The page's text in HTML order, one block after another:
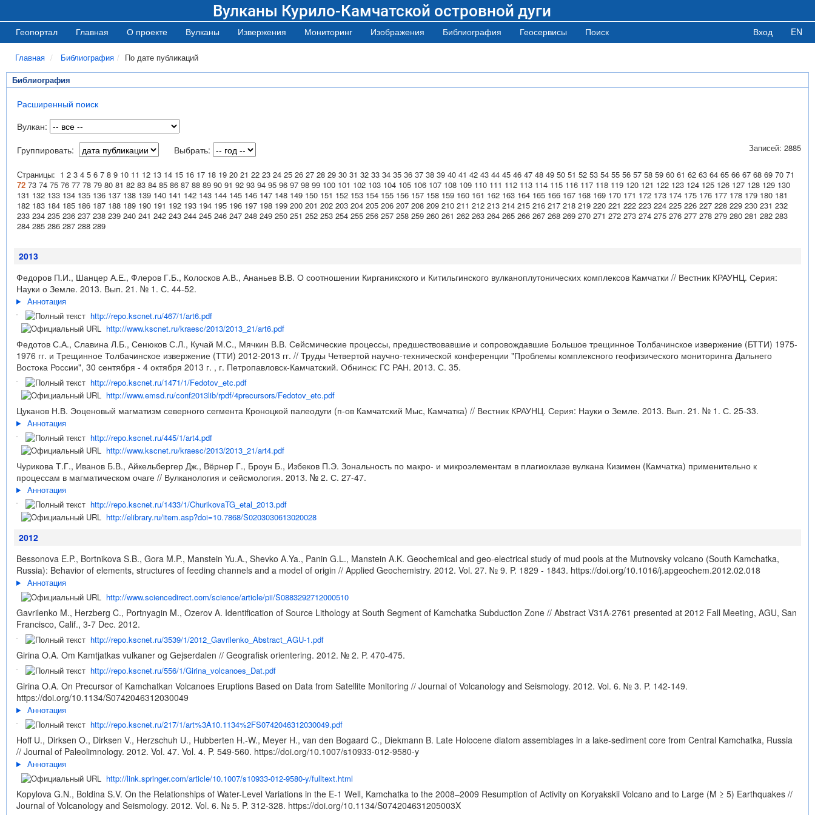
Вулканы Курило-Камчатской островной дуги
Геопортал Главная О проекте Вулканы Извержения Мониторинг Изображения Библиография Геосервисы Поиск Вход EN
Главная Библиография По дате публикаций
Библиография
Расширенный поиск
Вулкан:
Группировать:
Выбрать: Записей: 2885
Страницы: 1 2 3 4 5 6 7 8 9 10 11 12 13 14 15 16 17 18 19 20 21 22 23 24 25 26 27 28 29 30 31 32 33 34 35 36 37 38 39 40 41 42 43 44 45 46 47 48 49 50 51 52 53 54 55 56 57 58 59 60 61 62 63 64 65 66 67 68 69 70 71
72 73 74 75 76 77 78 79 80 81 82 83 84 85 86 87 88 89 90 91 92 93 94 95 96 97 98 99 100 101 102 103 104 105 106 107 108 109 110 111 112 113 114 115 116 117 118 119 120 121 122 123 124 125 126 127 128 129 130
131 132 133 134 135 136 137 138 139 140 141 142 143 144 145 146 147 148 149 150 151 152 153 154 155 156 157 158 159 160 161 162 163 164 165 166 167 168 169 170 171 172 173 174 175 176 177 178 179 180 181
182 183 184 185 186 187 188 189 190 191 192 193 194 195 196 197 198 199 200 201 202 203 204 205 206 207 208 209 210 211 212 213 214 215 216 217 218 219 220 221 222 223 224 225 226 227 228 229 230 231 232
233 234 235 236 237 238 239 240 241 242 243 244 245 246 247 248 249 250 251 252 253 254 255 256 257 258 259 260 261 262 263 264 265 266 267 268 269 270 271 272 273 274 275 276 277 278 279 280 281 282 283
284 285 286 287 288 289
2013
Федоров П.И., Шанцер А.Е., Флеров Г.Б., Колосков А.В., Ананьев В.В. О соотношении Кирганикского и Китильгинского вулканоплутонических комплексов Камчатки // Вестник КРАУНЦ. Серия:
Науки о Земле. 2013. Вып. 21. № 1. С. 44-52.
Аннотация
http://repo.kscnet.ru/467/1/art6.pdf
http://www.kscnet.ru/kraesc/2013/2013_21/art6.pdf
Федотов С.А., Славина Л.Б., Сенюков С.Л., Кучай М.С., Мячкин В.В. Сейсмические процессы, предшествовавшие и сопровождавшие Большое трещинное Толбачинское извержение (БТТИ) 1975-
1976 гг. и Трещинное Толбачинское извержение (ТТИ) 2012-2013 гг. // Труды Четвертой научно-технической конференции "Проблемы комплексного геофизического мониторинга Дальнего
Востока России", 30 сентября - 4 октября 2013 г. , г. Петропавловск-Камчатский. Обнинск: ГС РАН. 2013. С. 35.
http://repo.kscnet.ru/1471/1/Fedotov_etc.pdf
http://www.emsd.ru/conf2013lib/rpdf/4precursors/Fedotov_etc.pdf
Цуканов Н.В. Эоценовый магматизм северного сегмента Кроноцкой палеодуги (п-ов Камчатский Мыс, Камчатка) // Вестник КРАУНЦ. Серия: Науки о Земле. 2013. Вып. 21. № 1. С. 25-33.
Аннотация
http://repo.kscnet.ru/445/1/art4.pdf
http://www.kscnet.ru/kraesc/2013/2013_21/art4.pdf
Чурикова Т.Г., Иванов Б.В., Айкельбергер Дж., Вёрнер Г., Броун Б., Избеков П.Э. Зональность по макро- и микроэлементам в плагиоклазе вулкана Кизимен (Камчатка) применительно к
процессам в магматическом очаге // Вулканология и сейсмология. 2013. № 2. С. 27-47.
Аннотация
http://repo.kscnet.ru/1433/1/ChurikovaTG_etal_2013.pdf
http://elibrary.ru/item.asp?doi=10.7868/S0203030613020028
2012
Bessonova E.P., Bortnikova S.B., Gora M.P., Manstein Yu.A., Shevko A.Ya., Panin G.L., Manstein A.K. Geochemical and geo-electrical study of mud pools at the Mutnovsky volcano (South Kamchatka,
Russia): Behavior of elements, structures of feeding channels and a model of origin // Applied Geochemistry. 2012. Vol. 27. № 9. P. 1829 - 1843. https://doi.org/10.1016/j.apgeochem.2012.02.018
Аннотация
http://www.sciencedirect.com/science/article/pii/S0883292712000510
Gavrilenko M., Herzberg C., Portnyagin M., Ozerov A. Identification of Source Lithology at South Segment of Kamchatka Subduction Zone // Abstract V31A-2761 presented at 2012 Fall Meeting, AGU, San
Francisco, Calif., 3-7 Dec. 2012.
http://repo.kscnet.ru/3539/1/2012_Gavrilenko_Abstract_AGU-1.pdf
Girina O.A. Om Kamtjatkas vulkaner og Gejserdalen // Geografisk orientering. 2012. № 2. P. 470-475.
http://repo.kscnet.ru/556/1/Girina_volcanoes_Dat.pdf
Girina O.A. On Precursor of Kamchatkan Volcanoes Eruptions Based on Data from Satellite Monitoring // Journal of Volcanology and Seismology. 2012. Vol. 6. № 3. P. 142-149.
https://doi.org/10.1134/S0742046312030049
Аннотация
http://repo.kscnet.ru/217/1/art%3A10.1134%2FS0742046312030049.pdf
Hoff U., Dirksen O., Dirksen V., Herzschuh U., Hubberten H.-W., Meyer H., van den Bogaard C., Diekmann B. Late Holocene diatom assemblages in a lake-sediment core from Central Kamchatka, Russia
// Journal of Paleolimnology. 2012. Vol. 47. Vol. 4. P. 549-560. https://doi.org/10.1007/s10933-012-9580-y
Аннотация
http://link.springer.com/article/10.1007/s10933-012-9580-y/fulltext.html
Kopylova G.N., Boldina S.V. On the Relationships of Water-Level Variations in the E-1 Well, Kamchatka to the 2008–2009 Resumption of Activity on Koryakskii Volcano and to Large (M ≥ 5) Earthquakes //
Journal of Volcanology and Seismology. 2012. Vol. 6. № 5. P. 312-328. https://doi.org/10.1134/S074204631205003X